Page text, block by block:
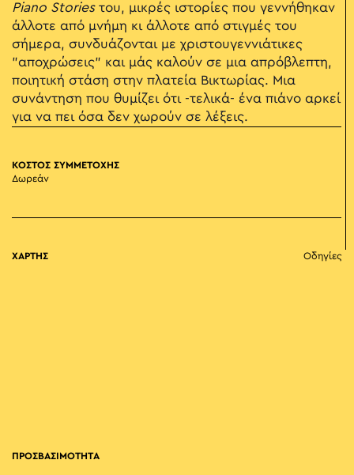
Piano Storiesτου, μικρές ιστορίες που γεννήθηκαν
άλλοτε από μνήμη κι άλλοτε από στιγμές του
σήμερα, συνδυάζονται με χριστουγεννιάτικες
"αποχρώσεις" και μάς καλούν σε μια απρόβλεπτη,
ποιητική στάση στην πλατεία Βικτωρίας. Μια
συνάντηση που θυμίζει ότι -τελικά- ένα πιάνο αρκεί
για να πει όσα δεν χωρούν σε λέξεις.
ΚΟΣΤΟΣ ΣΥΜΜΕΤΟΧΗΣ
Δωρεάν
ΧΑΡΤΗΣ Οδηγίες
ΠΡΟΣΒΑΣΙΜΟΤΗΤΑ